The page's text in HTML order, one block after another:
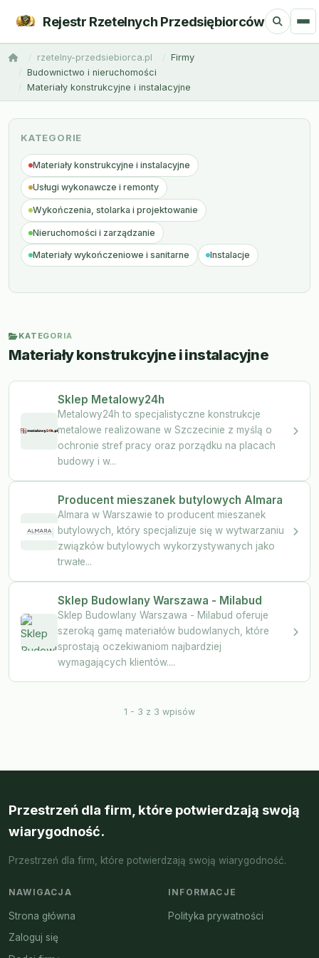
Rejestr Rzetelnych Przedsiębiorców
rzetelny-przedsiebiorca.pl
Firmy
Budownictwo i nieruchomości
Materiały konstrukcyjne i instalacyjne
KATEGORIE
Materiały konstrukcyjne i instalacyjne
Usługi wykonawcze i remonty
Wykończenia, stolarka i projektowanie
Nieruchomości i zarządzanie
Materiały wykończeniowe i sanitarne Instalacje
KATEGORIA
Materiały konstrukcyjne i instalacyjne
Sklep Metalowy24h
Metalowy24h to specjalistyczne konstrukcje
metalowe realizowane w Szczecinie z myślą o
ochronie stref pracy oraz porządku na placach
budowy i w...
Producent mieszanek butylowych Almara
Almara w Warszawie to producent mieszanek
butylowych, który specjalizuje się w wytwarzaniu
związków butylowych wykorzystywanych jako
trwałe...
Sklep Budowlany Warszawa - Milabud
Sklep Budowlany Warszawa - Milabud oferuje
szeroką gamę materiałów budowlanych, które
sprostają oczekiwaniom najbardziej
wymagających klientów....
1 - 3 z 3 wpisów
Przestrzeń dla firm, które potwierdzają swoją
wiarygodność.
Przestrzeń dla firm, które potwierdzają swoją wiarygodność.
NAWIGACJA
Strona główna
Zaloguj się
INFORMACJE
Polityka prywatności